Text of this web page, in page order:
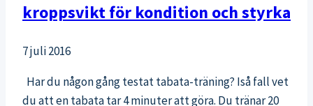
kroppsvikt för kondition och styrka
7 juli 2016
Har du någon gång testat tabata-träning? Iså fall vet
du att en tabata tar 4 minuter att göra. Du tränar 20